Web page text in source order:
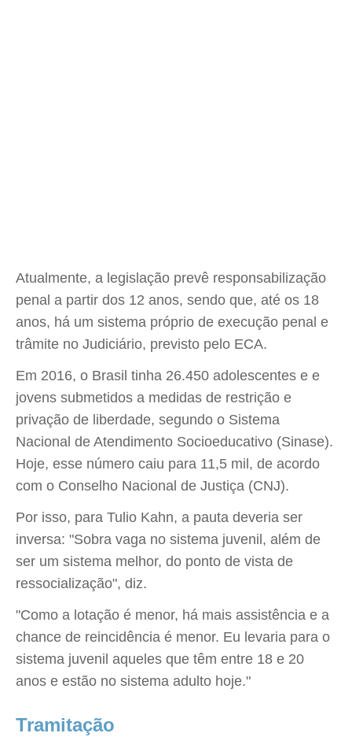
Atualmente, a legislação prevê responsabilização
penal a partir dos 12 anos, sendo que, até os 18
anos, há um sistema próprio de execução penal e
trâmite no Judiciário, previsto pelo ECA.
Em 2016, o Brasil tinha 26.450 adolescentes e e
jovens submetidos a medidas de restrição e
privação de liberdade, segundo o Sistema
Nacional de Atendimento Socioeducativo (Sinase).
Hoje, esse número caiu para 11,5 mil, de acordo
com o Conselho Nacional de Justiça (CNJ).
Por isso, para Tulio Kahn, a pauta deveria ser
inversa: "Sobra vaga no sistema juvenil, além de
ser um sistema melhor, do ponto de vista de
ressocialização", diz.
"Como a lotação é menor, há mais assistência e a
chance de reincidência é menor. Eu levaria para o
sistema juvenil aqueles que têm entre 18 e 20
anos e estão no sistema adulto hoje."
Tramitação